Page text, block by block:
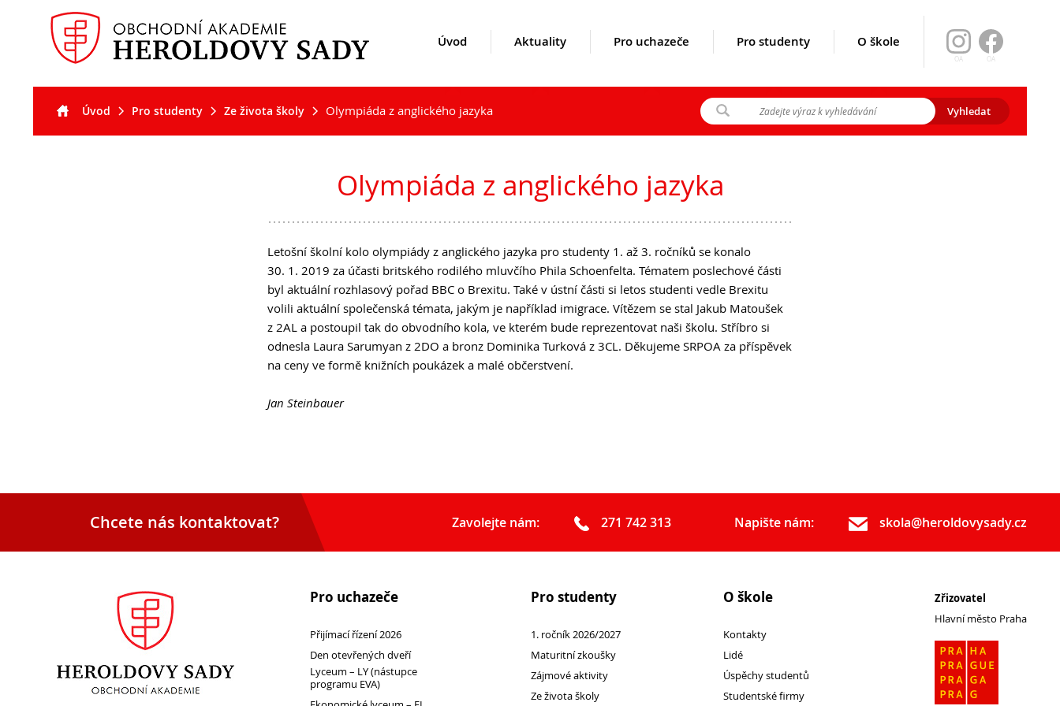
OA
OA
Úvod Aktuality
Aktuality
Opravné zkoušky a doklasifikace srpen
Pro uchazeče
Pro
Přijímací řízení 2026
Lyceum – LY (nástupce programu EVA)
O nás
Učební plány a ŠVP
Pro studenty
Pro
1. ročník 2026/2027
Zájmové aktivity
Dokumenty
Užitečné odkazy
Mezinárodní spolupráce
DofE
Sekce TEV
Podcast Future On
O škole
O škole
Kontakty
Úspěchy studentů
Historie a současnost
Výroční zprávy
Inspekční zprávy
Povinně zveřejňované údaje
Ochrana oznamovatelů
GDPR
Úvod Pro studenty Ze života školy Olympiáda z anglického jazyka
Olympiáda z anglického jazyka
Letošní školní kolo olympiády z anglického jazyka pro studenty 1. až 3. ročníků se konalo
30. 1. 2019 za účasti britského rodilého mluvčího Phila Schoenfelta. Tématem poslechové části
byl aktuální rozhlasový pořad BBC o Brexitu. Také v ústní části si letos studenti vedle Brexitu
volili aktuální společenská témata, jakým je například imigrace. Vítězem se stal Jakub Matoušek
z 2AL a postoupil tak do obvodního kola, ve kterém bude reprezentovat naši školu. Stříbro si
odnesla Laura Sarumyan z 2DO a bronz Dominika Turková z 3CL. Děkujeme SRPOA za příspěvek
na ceny ve formě knižních poukázek a malé občerstvení.
Jan Steinbauer
Chcete nás kontaktovat? Zavolejte nám: 271 742 313 Napište nám: skola@heroldovysady.cz
Pro uchazeče
Přijímací řízení 2026
Den otevřených dveří
Lyceum – LY (nástupce
programu EVA)
Pro studenty
1. ročník 2026/2027
Maturitní zkoušky
Zájmové aktivity
Ze života školy
O škole
Kontakty
Lidé
Úspěchy studentů
Studentské firmy
Zřizovatel
Hlavní město Praha